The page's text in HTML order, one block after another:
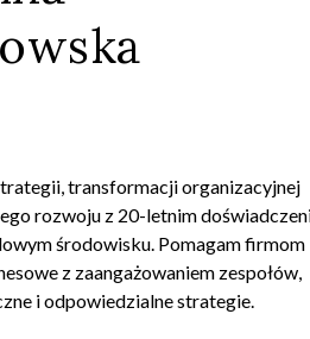
transformacji organizacyjnej
rozwoju z 20-letnim
środowisku. Pomagam firmom
z zaangażowaniem zespołów,
i odpowiedzialne strategie.